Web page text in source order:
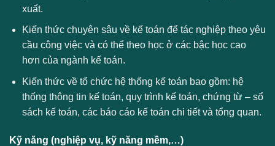
xuất.
Kiến thức chuyên sâu về kế toán để tác nghiệp theo yêu
cầu công việc và có thể theo học ở các bậc học cao
hơn của ngành kế toán.
Kiến thức về tổ chức hệ thống kế toán bao gồm: hệ
thống thông tin kế toán, quy trình kế toán, chứng từ – sổ
sách kế toán, các báo cáo kế toán chi tiết và tổng quan.
Kỹ năng (nghiệp vụ, kỹ năng mềm,…)